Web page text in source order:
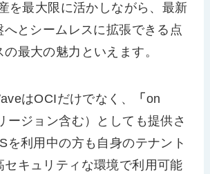
を最大限に活かしながら、最新
へとシームレスに拡張できる点
最大の魅力といえます。
はOCIだけでなく、 「 on
ージョン含む）としても提供さ
を利用中の方も自身のテナント
セキュリティな環境で利用可能